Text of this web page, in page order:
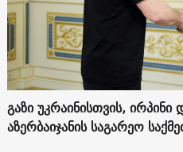
გაზი უკრაინისთვის,
აზერბაიჯანის საგარეო